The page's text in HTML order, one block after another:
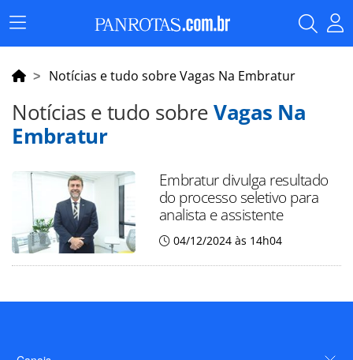
Menu
Principal
Notícias e tudo sobre Vagas Na Embratur
Notícias e tudo sobreVagas Na
Embratur
Embratur divulga resultado
do processo seletivo para
analista e assistente
04/12/2024 às 14h04